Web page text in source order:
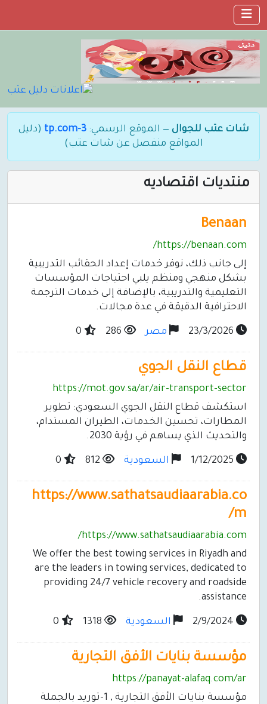
شات عتب للجوال — الموقع الرسمي:3-tp.com
(دليل
المواقع منفصل عن شات عتب)
منتديات اقتصاديه
Benaan
https://benaan.com/
إلى جانب ذلك، نوفر خدمات إعداد الحقائب التدريبية
بشكل منهجي ومنظم يلبي احتياجات المؤسسات
التعليمية والتدريبية، بالإضافة إلى خدمات الترجمة
الاحترافية الدقيقة في عدة مجالات.
مصر
قطاع النقل الجوي
https://mot.gov.sa/ar/air-transport-sector
استكشف قطاع النقل الجوي السعودي: تطوير
المطارات، تحسين الخدمات، الطيران المستدام،
والتحديث الذي يساهم في رؤية 2030.
السعودية
https://www.sathatsaudiaarabia.co
m/
https://www.sathatsaudiaarabia.com/
We offer the best towing services in Riyadh and
are the leaders in towing services, dedicated to
providing 24/7 vehicle recovery and roadside
assistance.
السعودية
مؤسسة بنايات الأفق التجارية
https://panayat-alafaq.com/ar
مؤسسة بنايات الأفق التجارية , 1-توريد بالجملة